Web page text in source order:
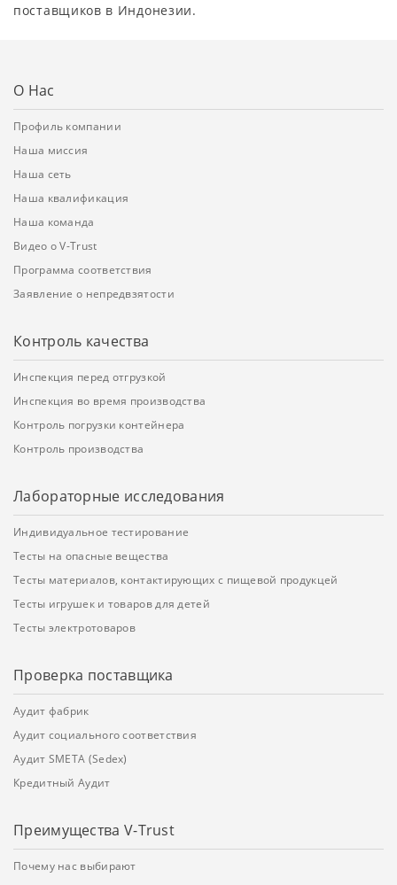
поставщиков в Индонезии.
О Нас
Профиль компании
Наша миссия
Наша сеть
Наша квалификация
Наша команда
Видео о V-Trust
Программа соответствия
Заявление о непредвзятости
Контроль качества
Инспекция перед отгрузкой
Инспекция во время производства
Контроль погрузки контейнера
Контроль производства
Лабораторные исследования
Индивидуальное тестирование
Тесты на опасные вещества
Тесты материалов, контактирующих с пищевой продукцей
Тесты игрушек и товаров для детей
Тесты электротоваров
Проверка поставщика
Аудит фабрик
Аудит социального соответствия
Аудит SMETA (Sedex)
Кредитный Аудит
Преимущества V-Trust
Почему нас выбирают